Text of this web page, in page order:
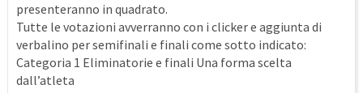
presenteranno in quadrato.
Tutte le votazioni avverranno con i clicker e aggiunta di
verbalino per semifinali e finali come sotto indicato:
Categoria 1 Eliminatorie e finali Una forma scelta
dall’atleta